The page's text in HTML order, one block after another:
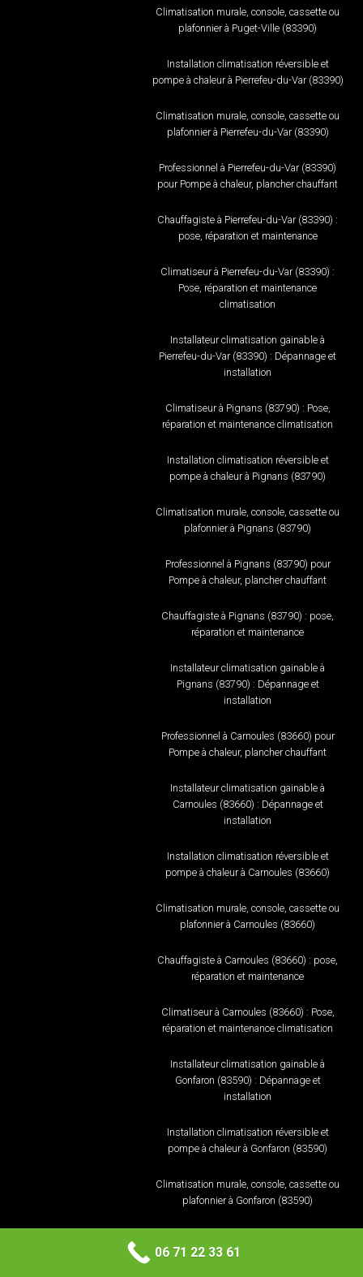
Climatisation murale, console, cassette ou
plafonnier à Puget-Ville (83390)
Installation climatisation réversible et
pompe à chaleur à Pierrefeu-du-Var (83390)
Climatisation murale, console, cassette ou
plafonnier à Pierrefeu-du-Var (83390)
Professionnel à Pierrefeu-du-Var (83390)
pour Pompe à chaleur, plancher chauffant
Chauffagiste à Pierrefeu-du-Var (83390) :
pose, réparation et maintenance
Climatiseur à Pierrefeu-du-Var (83390) :
Pose, réparation et maintenance
climatisation
Installateur climatisation gainable à
Pierrefeu-du-Var (83390) : Dépannage et
installation
Climatiseur à Pignans (83790) : Pose,
réparation et maintenance climatisation
Installation climatisation réversible et
pompe à chaleur à Pignans (83790)
Climatisation murale, console, cassette ou
plafonnier à Pignans (83790)
Professionnel à Pignans (83790) pour
Pompe à chaleur, plancher chauffant
Chauffagiste à Pignans (83790) : pose,
réparation et maintenance
Installateur climatisation gainable à
Pignans (83790) : Dépannage et
installation
Professionnel à Carnoules (83660) pour
Pompe à chaleur, plancher chauffant
Installateur climatisation gainable à
Carnoules (83660) : Dépannage et
installation
Installation climatisation réversible et
pompe à chaleur à Carnoules (83660)
Climatisation murale, console, cassette ou
plafonnier à Carnoules (83660)
Chauffagiste à Carnoules (83660) : pose,
réparation et maintenance
Climatiseur à Carnoules (83660) : Pose,
réparation et maintenance climatisation
Installateur climatisation gainable à
Gonfaron (83590) : Dépannage et
installation
Installation climatisation réversible et
pompe à chaleur à Gonfaron (83590)
Climatisation murale, console, cassette ou
plafonnier à Gonfaron (83590)
Pompe à chaleur, plancher chauffant
06 71 22 33 61